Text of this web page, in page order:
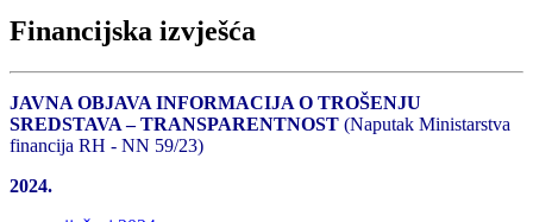
Financijska izvješća
JAVNA OBJAVA INFORMACIJA O TROŠENJU
SREDSTAVA – TRANSPARENTNOST (Naputak Ministarstva
financija RH - NN 59/23)
2024.